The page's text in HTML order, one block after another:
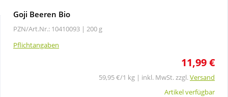
Natur & Homöopathie
Goji Beeren Bio
PZN/Art.Nr.: 10410093 | 200 g
Pflichtangaben
11,99 €
59,95 €/1 kg | inkl. MwSt. zzgl.Versand
Artikel verfügbar